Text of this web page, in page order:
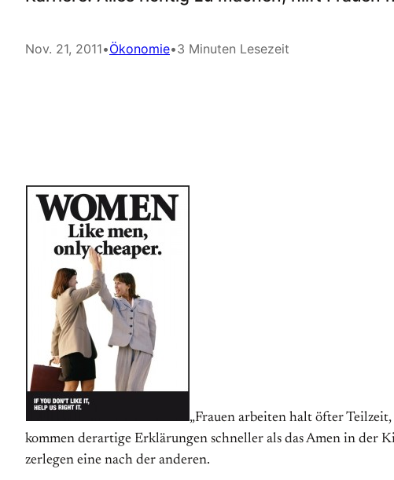
Nov. 21, 2011•Ökonomie•3 Minuten Lesezeit
„Frauen arbeiten halt öfter
kommen derartige Erklärungen schneller als das Amen in der
zerlegen eine nach der anderen.